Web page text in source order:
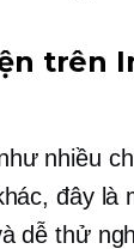
trên
nhiều
đây là
dễ thử